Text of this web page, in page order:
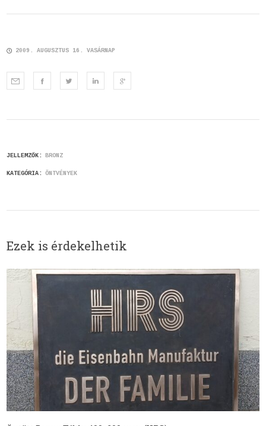
2009. AUGUSZTUS 16. VASÁRNAP
JELLEMZŐK: BRONZ
KATEGÓRIA: ÖNTVÉNYEK
Ezek is érdekelhetik